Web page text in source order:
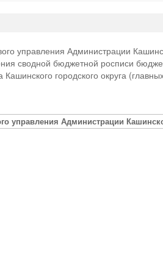
управления Администрации
сводной бюджетной росписи
городского округа
управления Администрации